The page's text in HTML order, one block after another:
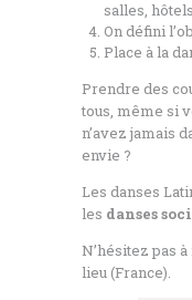
salles,
On défini
Place à la
Prendre des
tous, même si
n’avez jamais
envie ?
Les danses
les danses
N’hésitez pas
lieu (France).